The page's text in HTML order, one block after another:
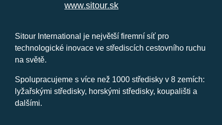
www.sitour.sk
Sitour International je největší firemní síť pro
technologické inovace ve střediscích cestovního ruchu
na světě.
Spolupracujeme s více než 1000 středisky v 8 zemích:
lyžařskými středisky, horskými středisky, koupališti a
dalšími.